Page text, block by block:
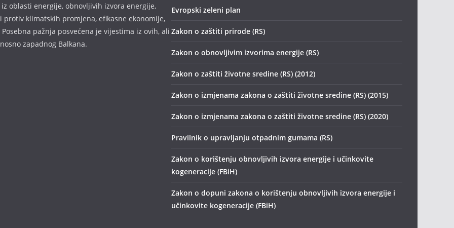
oblasti energije, obnovljivih izvora energije,
klimatskih promjena, efikasne ekonomije,
pažnja posvećena je vijestima iz ovih, ali
zapadnog Balkana.
Evropski zeleni plan
Zakon o zaštiti prirode (RS)
Zakon o obnovljivim izvorima energije (RS)
Zakon o zaštiti životne sredine (RS) (2012)
Zakon o izmjenama zakona o zaštiti životne sredine (RS) (2015)
Zakon o izmjenama zakona o zaštiti životne sredine (RS) (2020)
Pravilnik o upravljanju otpadnim gumama (RS)
Zakon o korištenju obnovljivih izvora energije i učinkovite
kogeneracije (FBiH)
Zakon o dopuni zakona o korištenju obnovljivih izvora energije i
učinkovite kogeneracije (FBiH)